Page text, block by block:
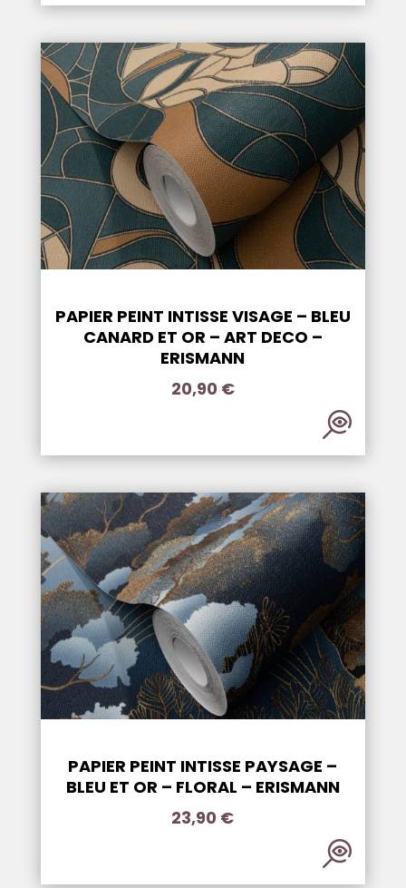
PAPIER PEINT INTISSE VISAGE – BLEU
CANARD ET OR – ART DECO –
ERISMANN
20,90 €
PAPIER PEINT INTISSE PAYSAGE –
BLEU ET OR – FLORAL – ERISMANN
23,90 €